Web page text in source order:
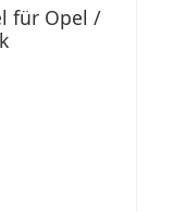
für Opel /